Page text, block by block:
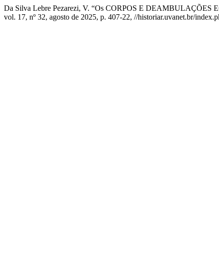
Da Silva Lebre Pezarezi, V. “Os CORPOS E
vol. 17, nº 32, agosto de 2025, p. 407-22, //historiar.uvanet.br/